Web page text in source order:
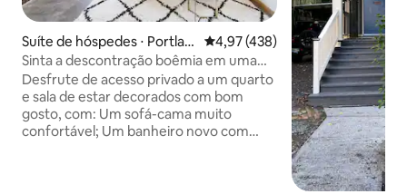
Suíte de hóspedes ⋅ Portlan
d
4,97 de uma avaliação média de
4,97 (438)
Sinta a descontração boêmia em uma
residência urbana ensolarada
Desfrute de acesso privado a um quarto
e sala de estar decorados com bom
gosto, com: Um sofá-cama muito
confortável; Um banheiro novo com